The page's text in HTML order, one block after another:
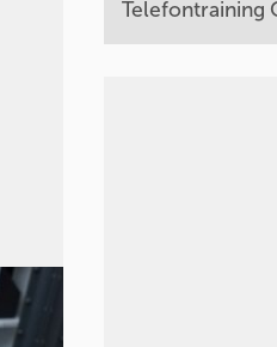
Telefontraining